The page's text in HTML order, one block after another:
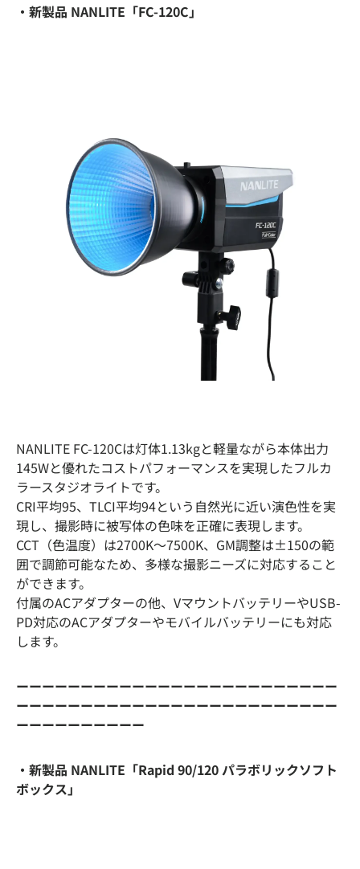
・新製品 NANLITE「FC-120C」
NANLITE FC-120Cは灯体1.13kgと軽量ながら本体出力
145Wと優れたコストパフォーマンスを実現したフルカ
ラースタジオライトです。
CRI平均95、TLCI平均94という自然光に近い演色性を実
現し、撮影時に被写体の色味を正確に表現します。
CCT（色温度）は2700K〜7500K、GM調整は±150の範
囲で調節可能なため、多様な撮影ニーズに対応すること
ができます。
付属のACアダプターの他、VマウントバッテリーやUSB-
PD対応のACアダプターやモバイルバッテリーにも対応
します。
ーーーーーーーーーーーーーーーーーーーーーーーーー
ーーーーーーーーーーーーーーーーーーーーーーーーー
ーーーーーーーーーー
・新製品 NANLITE「Rapid 90/120 パラボリックソフト
ボックス」